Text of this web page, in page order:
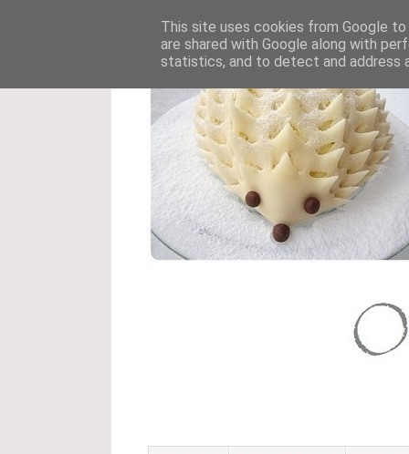
This site uses cookies from Google
are shared with Google along with
statistics, and to detect and address